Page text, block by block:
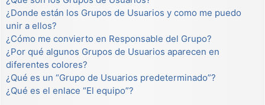
¿Donde están los Grupos de Usuarios y como me puedo
unir a ellos?
¿Cómo me convierto en Responsable del Grupo?
¿Por qué algunos Grupos de Usuarios aparecen en
diferentes colores?
¿Qué es un “Grupo de Usuarios predeterminado”?
¿Qué es el enlace “El equipo”?